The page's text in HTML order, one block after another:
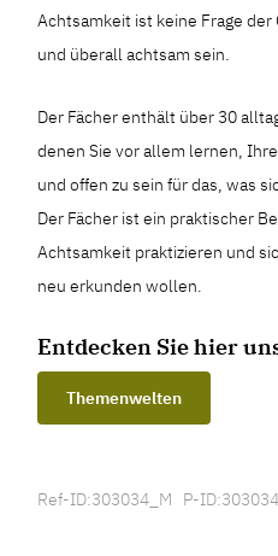
Achtsamkeit ist keine Frage
und überall achtsam sein.
Der Fächer enthält über 30
denen Sie vor allem lernen,
und offen zu sein für das, was
Der Fächer ist ein praktischer
Achtsamkeit praktizieren und
neu erkunden wollen.
Entdecken Sie hier
Themenwelten
Ref-ID:303034_M P-